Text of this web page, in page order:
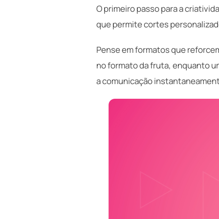
O primeiro passo para a
que permite cortes
Pense em formatos que
no formato da fruta, enquanto
a comunicação